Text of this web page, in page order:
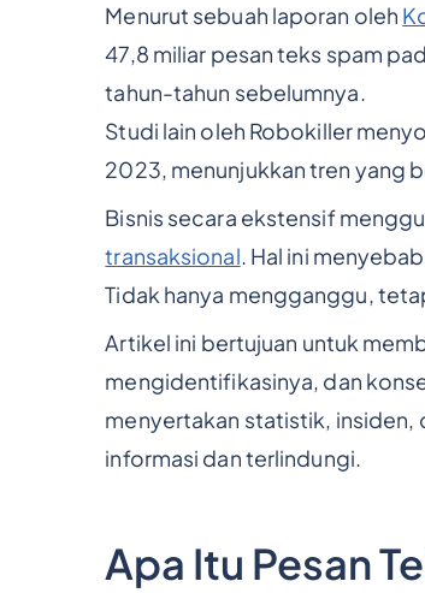
Menurut sebuah laporan oleh
47,8 miliar pesan teks spam
tahun-tahun sebelumnya.
Studi lain oleh Robokiller
2023, menunjukkan tren yang
Bisnis secara ekstensif
transaksional. Hal ini
Tidak hanya mengganggu,
Artikel ini bertujuan untuk
mengidentifikasinya, dan
menyertakan statistik,
informasi dan terlindungi.
Apa Itu Pesan